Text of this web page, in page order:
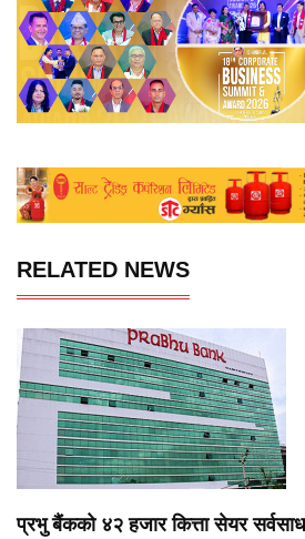
RELATED NEWS
प्रभु बैंकको ४२ हजार कित्ता सेयर